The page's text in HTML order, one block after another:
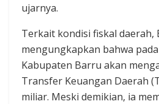
ujarnya.
Terkait kondisi fiskal daerah,
mengungkapkan bahwa
Kabupaten Barru akan
Transfer Keuangan Daerah
miliar. Meski demikian, ia